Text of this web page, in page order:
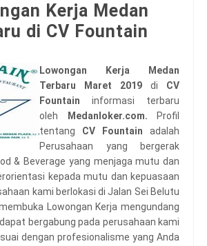
Kerja Medan
di CV Fountain
Lowongan Kerja Medan
Terbaru Maret 2019 di CV
Fountain informasi terbaru
oleh
Medanloker.com. Profil
tentang CV Fountain adalah
Perusahaan yang bergerak
& Beverage yang menjaga mutu dan
kepada mutu dan kepuasaan
kami berlokasi di Jalan Sei Belutu
Lowongan Kerja mengundang
bergabung pada perusahaan kami
dengan profesionalisme yang Anda